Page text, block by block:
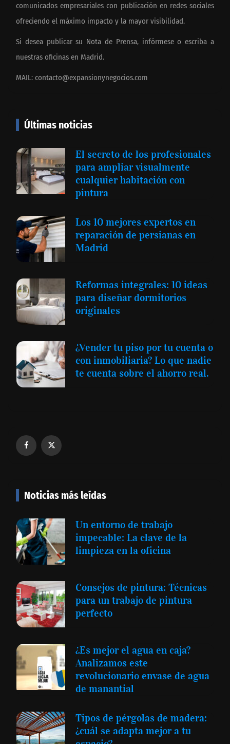
comunicados empresariales con publicación en redes sociales
ofreciendo el máximo impacto y la mayor visibilidad.
Si desea publicar su Nota de Prensa, infórmese o escriba a
nuestras oficinas en Madrid.
MAIL: contacto@expansionynegocios.com
Últimas noticias
El secreto de los profesionales
para ampliar visualmente
cualquier habitación con
pintura
Los 10 mejores expertos en
reparación de persianas en
Madrid
Reformas integrales: 10 ideas
para diseñar dormitorios
originales
¿Vender tu piso por tu cuenta o
con inmobiliaria? Lo que nadie
te cuenta sobre el ahorro real.
Noticias más leídas
Un entorno de trabajo
impecable: La clave de la
limpieza en la oficina
Consejos de pintura: Técnicas
para un trabajo de pintura
perfecto
¿Es mejor el agua en caja?
Analizamos este
revolucionario envase de agua
de manantial
Tipos de pérgolas de madera:
¿cuál se adapta mejor a tu